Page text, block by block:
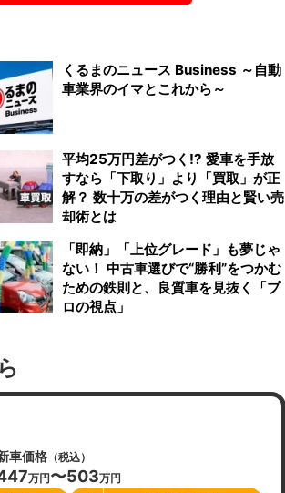
くるまのニュース Business ～自動
車業界のイマとこれから～
平均25万円差がつく!? 愛車を手放
すなら「下取り」より「買取」が正
解？ 数十万の差がつく理由と賢い売
却術とは
「即納」「上位グレード」も夢じゃ
ない！ 中古車選びで“勝利”をつかむ
ための鉄則と、良質車を見抜く「プ
ロの視点」
車価格 （税込）
万円〜503万円